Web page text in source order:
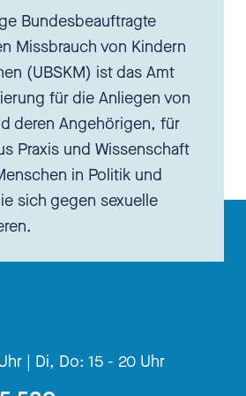
heute
dann müssen
Denken etwas
müssen sagen, ja,
Umgebung, in
sozialen Umfeld
Familie kann
stattfinden und
ich irgendwie das
umzugehen, das
sehen und zu
Und auch
Bundesbeauftragte
Missbrauch von Kindern
(UBSKM) ist das Amt
für die Anliegen von
deren Angehörigen, für
Praxis und Wissenschaft
in Politik und
sich gegen sexuelle
| Di, Do: 15 - 20 Uhr